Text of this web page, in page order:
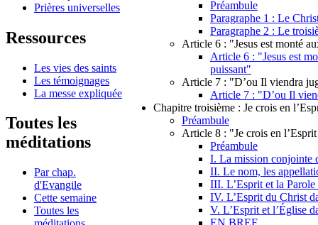
Prières universelles
Ressources
Les vies des saints
Les témoignages
La messe expliquée
Toutes les
méditations
Par chap.
d'Evangile
Cette semaine
Toutes les
Préambule
Paragraphe 1 : Le
Paragraphe 2 : Le
Article 6 : "Jesus est monté
Article 6 : "Jesus est
puissant"
Article 7 : "D’ou Il viendra
Article 7 : "D’ou Il
Chapitre troisième : Je crois en
Préambule
Article 8 : "Je crois en
Préambule
I. La mission conjointe
II. Le nom, les
III. L’Esprit et la Parole
IV. L’Esprit du Christ
V. L’Esprit et l’Église
EN BREF